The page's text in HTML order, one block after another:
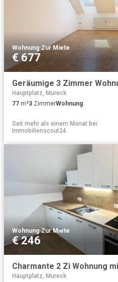
Wohnung·Zur Miete
€ 677
Hauptplatz, Mureck
77 m²3 ZimmerWohnung
Seit mehr als einem Monat bei
Immobilienscout24
Wohnung·Zur Miete
€ 246
Hauptplatz, Mureck